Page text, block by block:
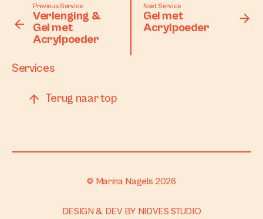
Previous Service
Verlenging &
Gel met
Acrylpoeder
Next Service
Gel met
Acrylpoeder
Home
Works
Services
Facebook
Terug naar top
© Marina Nagels 2026
DESIGN & DEV BY NIDVES STUDIO